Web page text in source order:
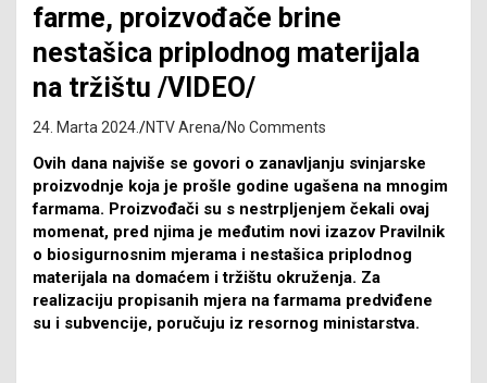
farme, proizvođače brine
nestašica priplodnog materijala
na tržištu /VIDEO/
24. Marta 2024. NTV Arena No Comments
Ovih dana najviše se govori o zanavljanju svinjarske
proizvodnje koja je prošle godine ugašena na mnogim
farmama. Proizvođači su s nestrpljenjem čekali ovaj
momenat, pred njima je međutim novi izazov Pravilnik
o biosigurnosnim mjerama i nestašica priplodnog
materijala na domaćem i tržištu okruženja. Za
realizaciju propisanih mjera na farmama predviđene
su i subvencije, poručuju iz resornog ministarstva.